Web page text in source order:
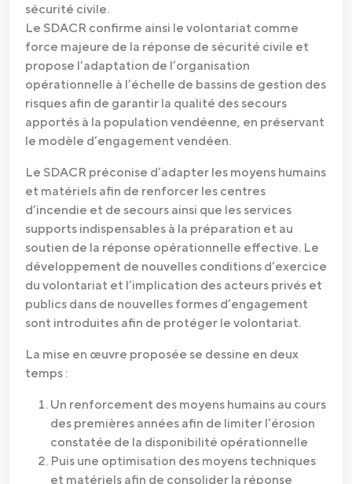
sécurité civile.
Le SDACR confirme ainsi le volontariat comme
force majeure de la réponse de sécurité civile et
propose l’adaptation de l’organisation
opérationnelle à l’échelle de bassins de gestion des
risques afin de garantir la qualité des secours
apportés à la population vendéenne, en préservant
le modèle d’engagement vendéen.
Le SDACR préconise d’adapter les moyens humains
et matériels afin de renforcer les centres
d’incendie et de secours ainsi que les services
supports indispensables à la préparation et au
soutien de la réponse opérationnelle effective. Le
développement de nouvelles conditions d’exercice
du volontariat et l’implication des acteurs privés et
publics dans de nouvelles formes d’engagement
sont introduites afin de protéger le volontariat.
La mise en œuvre proposée se dessine en deux
temps :
Un renforcement des moyens humains au cours
des premières années afin de limiter l’érosion
constatée de la disponibilité opérationnelle
Puis une optimisation des moyens techniques
et matériels afin de consolider la réponse